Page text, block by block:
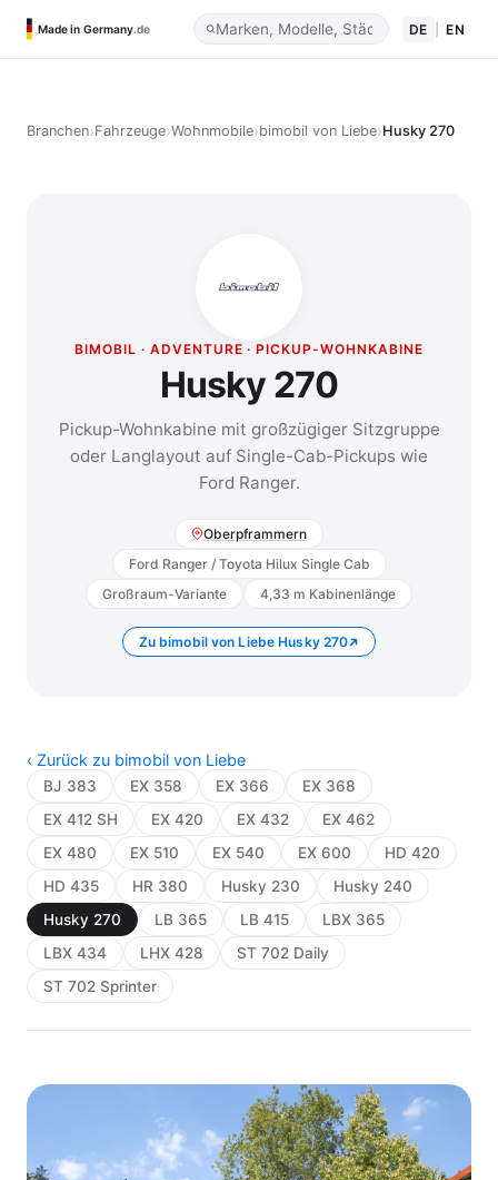
Made in Germany.de DE EN
Branchen›Fahrzeuge›Wohnmobile›bimobil von Liebe›Husky 270
BIMOBIL · ADVENTURE · PICKUP-WOHNKABINE
Husky 270
Pickup-Wohnkabine mit großzügiger Sitzgruppe
oder Langlayout auf Single-Cab-Pickups wie
Ford Ranger.
Oberpframmern
Ford Ranger / Toyota Hilux Single Cab
Großraum-Variante
4,33 m Kabinenlänge
Zu bimobil von Liebe Husky 270
‹ Zurück zu bimobil von Liebe
BJ 383 EX 358 EX 366
EX 368
EX 412 SH
EX 420 EX 432
EX 462
EX 480
EX 510 EX 540 EX 600
HD 420
HD 435
HR 380 Husky 230
Husky 240
Husky 270
LB 365 LB 415
LBX 365
LBX 434
LHX 428
ST 702 Daily
ST 702 Sprinter